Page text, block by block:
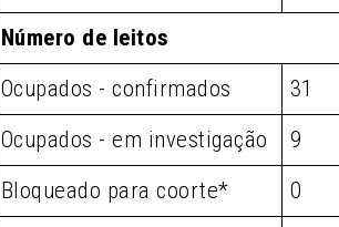
Número de leitos
Ocupados - confirmados
31
Ocupados - em investigação
9
Bloqueado para coorte*
0